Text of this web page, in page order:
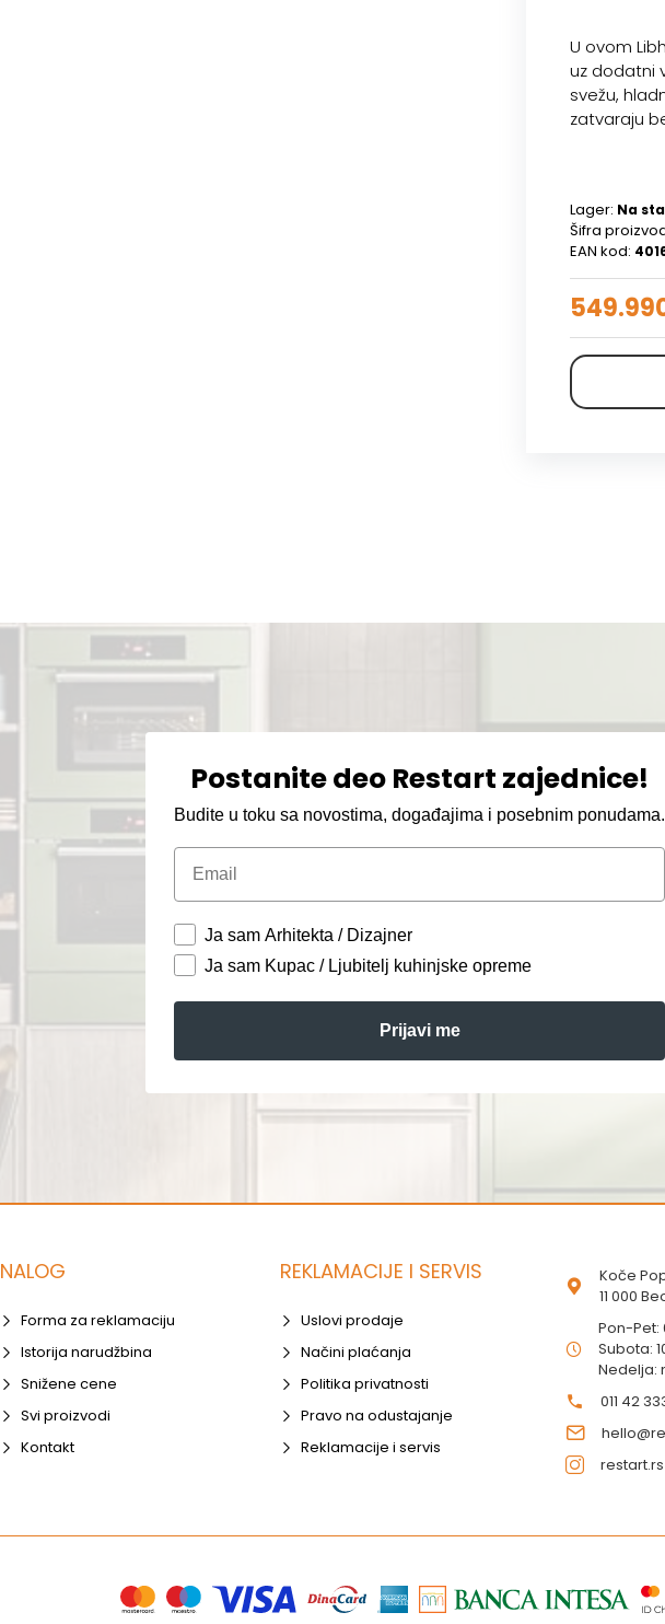
U ovom
uz dodatni
svežu,
zatvaraju
Lager: Na
Šifra
EAN kod:
Postanite deo Restart zajednice!
Budite u toku sa novostima, događajima i posebnim ponudama.
Email
Ja sam Arhitekta / Dizajner
Ja sam Kupac / Ljubitelj kuhinjske opreme
Prijavi me
NALOG
Forma za reklamaciju
Istorija narudžbina
Snižene cene
Svi proizvodi
Kontakt
REKLAMACIJE I SERVIS
Uslovi prodaje
Načini plaćanja
Politika privatnosti
Pravo na odustajanje
Reklamacije i servis
Koče
11 000
Pon-Pet:
Subota:
Nedelja:
011 42
restart.rs